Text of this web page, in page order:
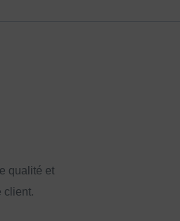
qualité et
client.